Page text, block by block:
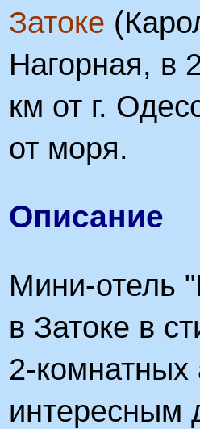
Затоке
Нагорная, в
км от г.
от моря.
Описание
Мини-отель
в Затоке в
2-комнатных
интересным